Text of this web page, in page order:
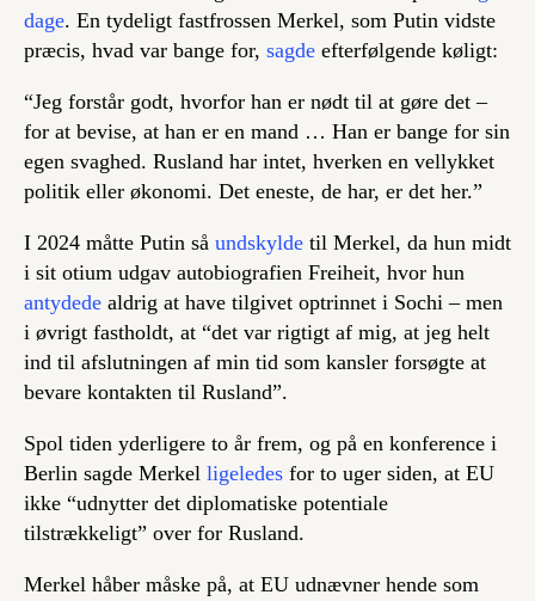
dage. En tydeligt fastfrossen Merkel, som Putin vidste
præcis, hvad var bange for, sagde efterfølgende køligt:
“Jeg forstår godt, hvorfor han er nødt til at gøre det –
for at bevise, at han er en mand … Han er bange for sin
egen svaghed. Rusland har intet, hverken en vellykket
politik eller økonomi. Det eneste, de har, er det her.”
I 2024 måtte Putin så undskylde til Merkel, da hun midt
i sit otium udgav autobiografien Freiheit, hvor hun
antydede aldrig at have tilgivet optrinnet i Sochi – men
i øvrigt fastholdt, at “det var rigtigt af mig, at jeg helt
ind til afslutningen af min tid som kansler forsøgte at
bevare kontakten til Rusland”.
Spol tiden yderligere to år frem, og på en konference i
Berlin sagde Merkel ligeledes for to uger siden, at EU
ikke “udnytter det diplomatiske potentiale
tilstrækkeligt” over for Rusland.
Merkel håber måske på, at EU udnævner hende som